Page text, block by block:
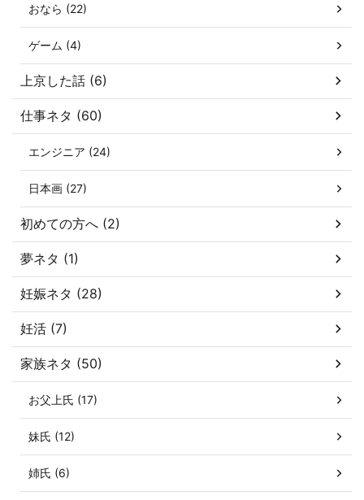
おなら (22)
ゲーム (4)
上京した話 (6)
仕事ネタ (60)
エンジニア (24)
日本画 (27)
初めての方へ (2)
夢ネタ (1)
妊娠ネタ (28)
妊活 (7)
家族ネタ (50)
お父上氏 (17)
妹氏 (12)
姉氏 (6)